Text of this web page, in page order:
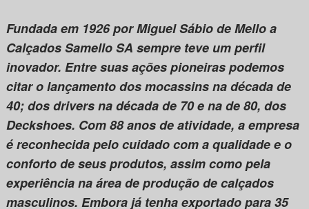
Fundada em 1926 por Miguel Sábio de Mello a
Calçados Samello SA sempre teve um perfil
inovador. Entre suas ações pioneiras podemos
citar o lançamento dos mocassins na década de
40; dos drivers na década de 70 e na de 80, dos
Deckshoes. Com 88 anos de atividade, a empresa
é reconhecida pelo cuidado com a qualidade e o
conforto de seus produtos, assim como pela
experiência na área de produção de calçados
masculinos. Embora já tenha exportado para 35